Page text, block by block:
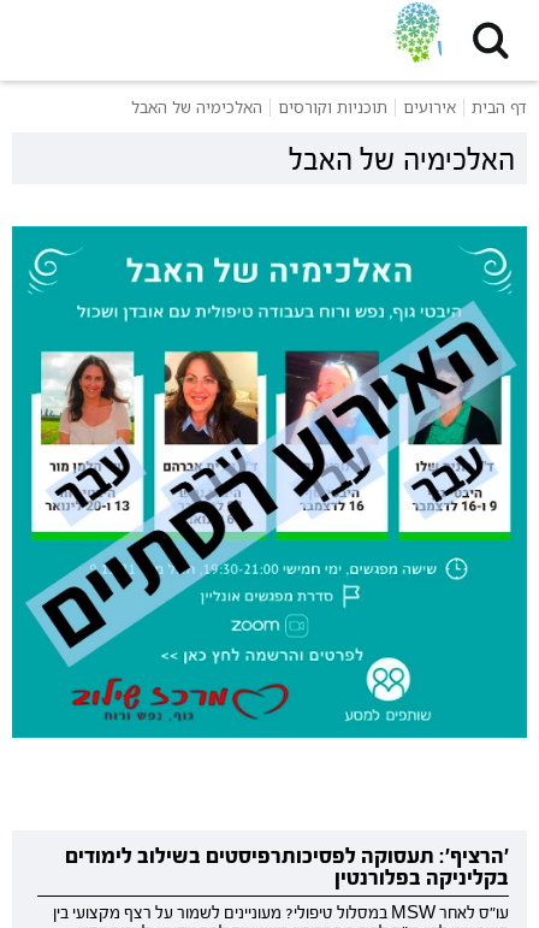
דף הבית אירועים תוכניות וקורסים האלכימיה של האבל
האלכימיה של האבל
'הרציף': תעסוקה לפסיכותרפיסטים בשילוב לימודים
בקליניקה בפלורנטין
עו"ס לאחר MSW במסלול טיפולי? מעוניינים לשמור על רצף מקצועי בין